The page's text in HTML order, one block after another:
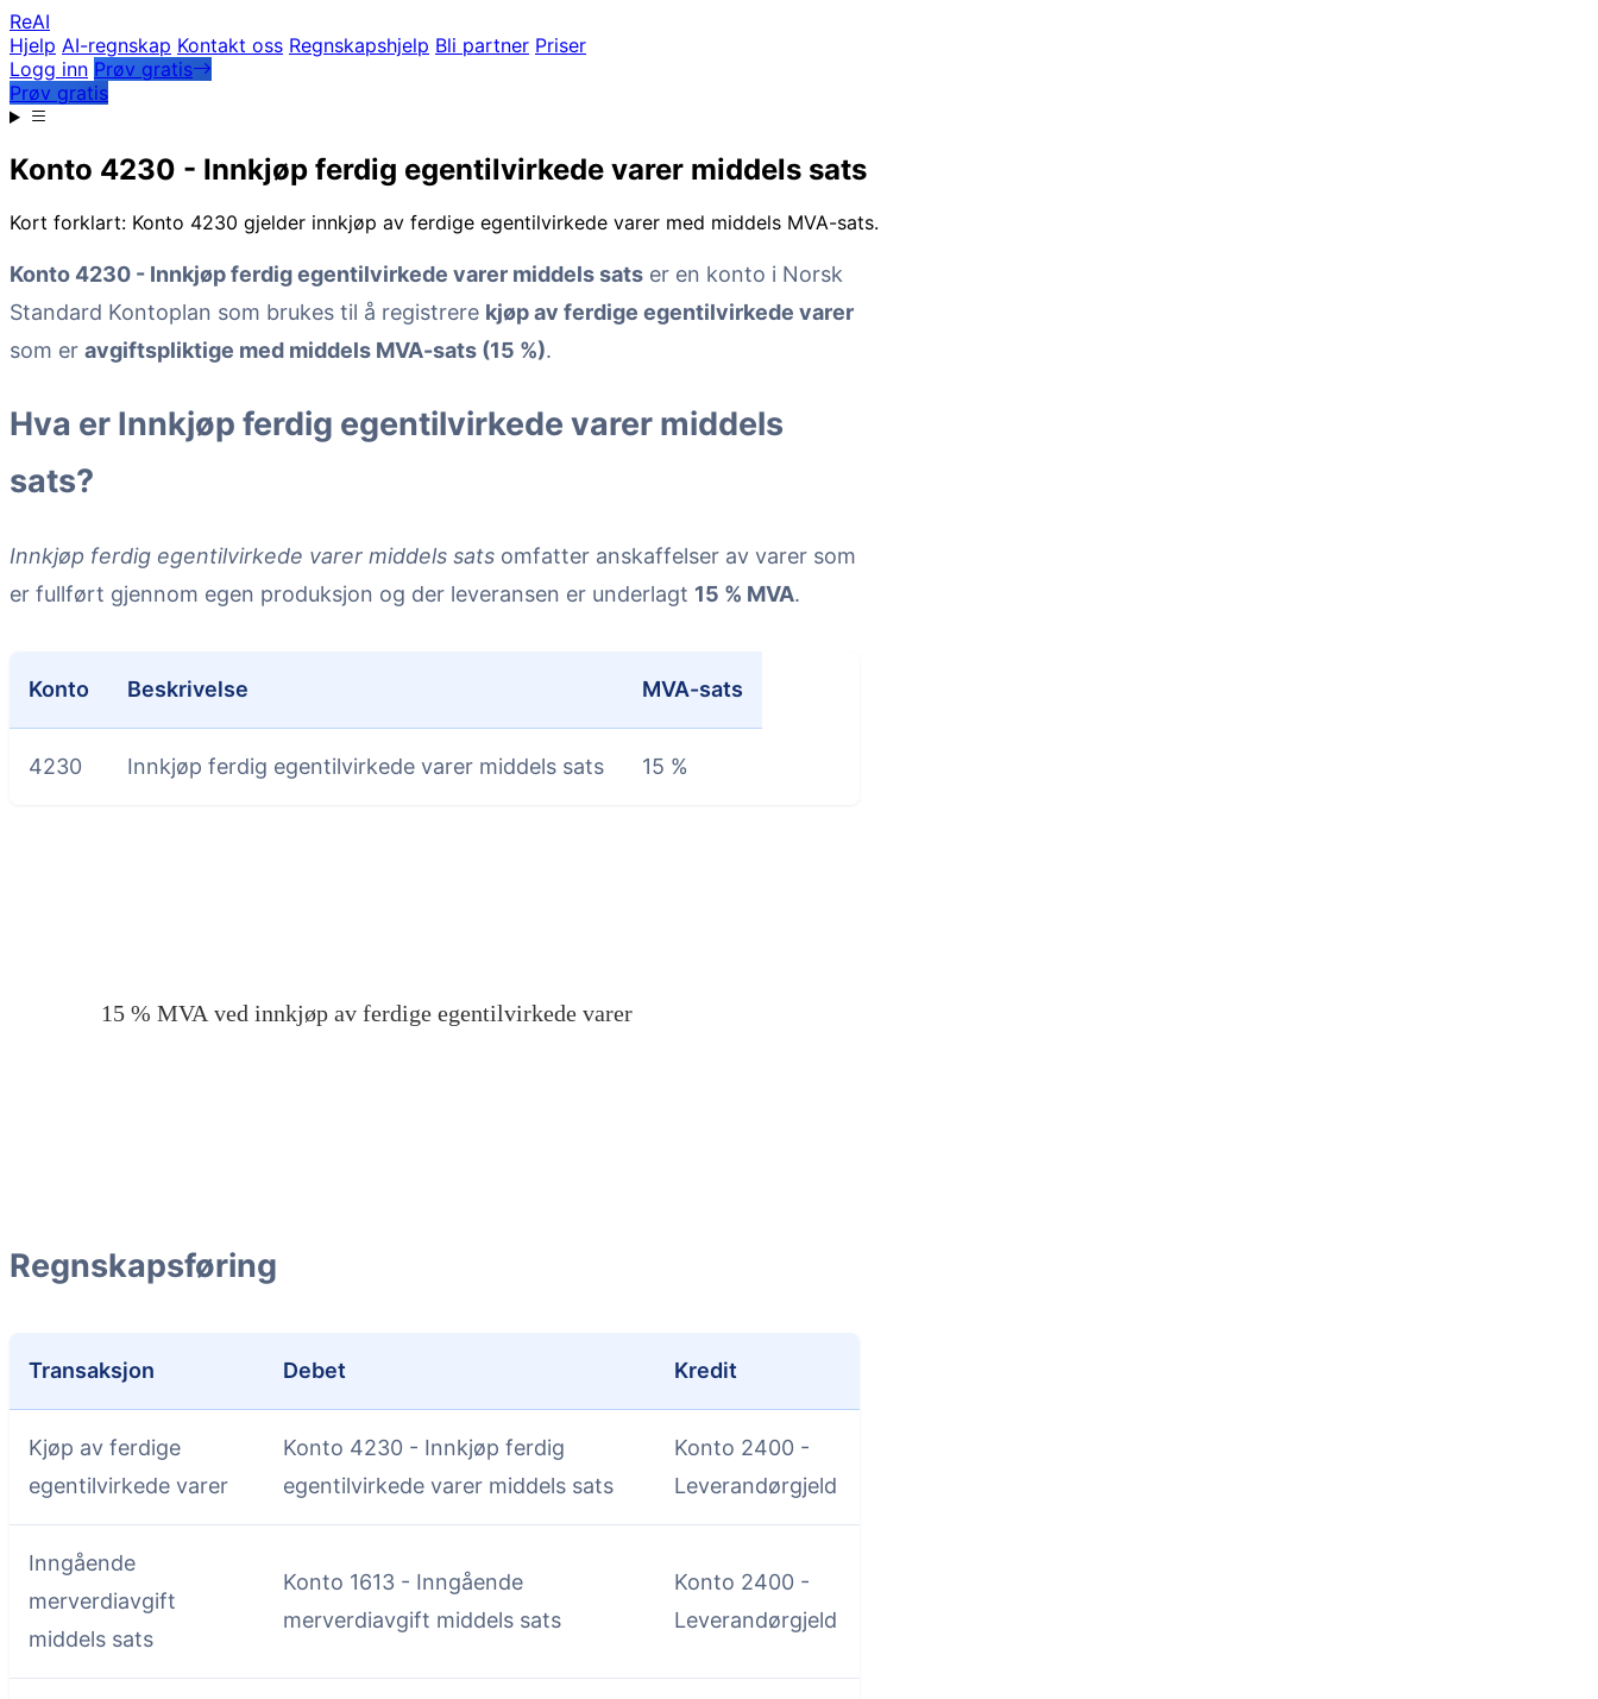
ReAI
Hjelp AI-regnskap Kontakt oss Regnskapshjelp Bli partner Priser
Logg inn Prøv gratis
Prøv gratis
Konto 4230 - Innkjøp ferdig egentilvirkede varer middels sats
Kort forklart: Konto 4230 gjelder innkjøp av ferdige egentilvirkede varer med middels MVA-sats.
Konto 4230 - Innkjøp ferdig egentilvirkede varer middels sats er en konto i Norsk
Standard Kontoplan som brukes til å registrere kjøp av ferdige egentilvirkede varer
som er avgiftspliktige med middels MVA-sats (15 %).
Hva er Innkjøp ferdig egentilvirkede varer middels
sats?
Innkjøp ferdig egentilvirkede varer middels sats omfatter anskaffelser av varer som
er fullført gjennom egen produksjon og der leveransen er underlagt 15 % MVA.
Konto Beskrivelse MVA-sats
4230 Innkjøp ferdig egentilvirkede varer middels sats 15 %
Regnskapsføring
Transaksjon Debet Kredit
Kjøp av ferdige
egentilvirkede varer
Konto 4230 - Innkjøp ferdig
egentilvirkede varer middels sats
Konto 2400 -
Leverandørgjeld
Inngående
merverdiavgift
middels sats
Konto 1613 - Inngående
merverdiavgift middels sats
Konto 2400 -
Leverandørgjeld